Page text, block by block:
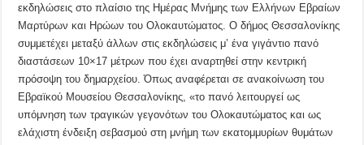
εκδηλώσεις στο πλαίσιο της Ημέρας Μνήμης των Ελλήνων Εβραίων
Μαρτύρων και Ηρώων του Ολοκαυτώματος. Ο δήμος Θεσσαλονίκης
συμμετέχει μεταξύ άλλων στις εκδηλώσεις μ’ ένα γιγάντιο πανό
διαστάσεων 10×17 μέτρων που έχει αναρτηθεί στην κεντρική
πρόσοψη του δημαρχείου. Όπως αναφέρεται σε ανακοίνωση του
Εβραϊκού Μουσείου Θεσσαλονίκης, «το πανό λειτουργεί ως
υπόμνηση των τραγικών γεγονότων του Ολοκαυτώματος και ως
ελάχιστη ένδειξη σεβασμού στη μνήμη των εκατομμυρίων θυμάτων